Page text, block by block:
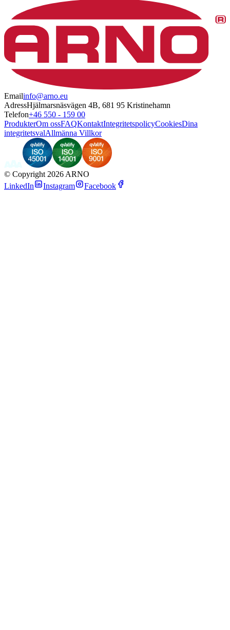
Emailinfo@arno.eu
AdressHjälmarsnäsvägen 4B, 681 95 Kristinehamn
Telefon+46 550 - 159 00
ProdukterOm ossFAQKontaktIntegritetspolicyCookiesDina
integritetsvalAllmänna Villkor
© Copyright 2026 ARNO
LinkedIn
Instagram Facebook